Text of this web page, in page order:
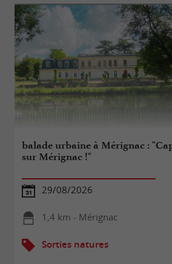
balade urbaine à Mérignac :
sur Mérignac !"
29/08/2026
1,4 km - Mérignac
Sorties natures